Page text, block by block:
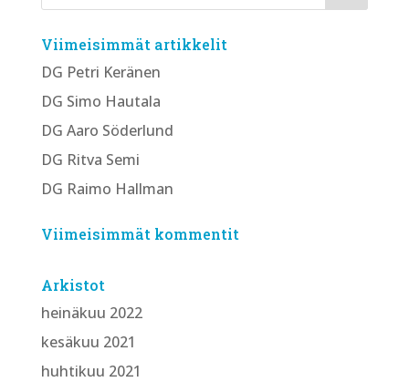
Viimeisimmät artikkelit
DG Petri Keränen
DG Simo Hautala
DG Aaro Söderlund
DG Ritva Semi
DG Raimo Hallman
Viimeisimmät kommentit
Arkistot
heinäkuu 2022
kesäkuu 2021
huhtikuu 2021